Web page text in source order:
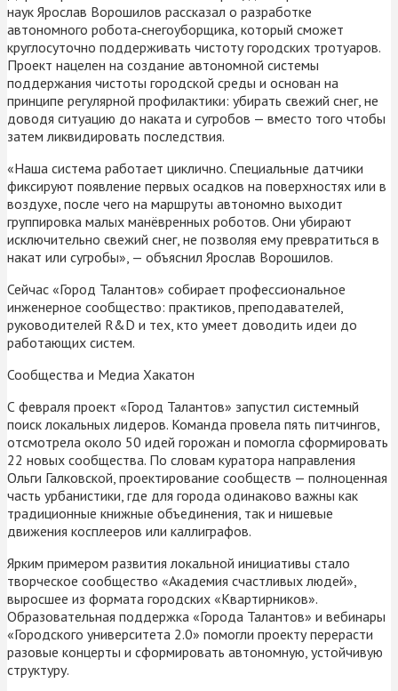
наук Ярослав Ворошилов рассказал о разработке
автономного робота‑снегоуборщика, который сможет
круглосуточно поддерживать чистоту городских тротуаров.
Проект нацелен на создание автономной системы
поддержания чистоты городской среды и основан на
принципе регулярной профилактики: убирать свежий снег, не
доводя ситуацию до наката и сугробов — вместо того чтобы
затем ликвидировать последствия.
«Наша система работает циклично. Специальные датчики
фиксируют появление первых осадков на поверхностях или в
воздухе, после чего на маршруты автономно выходит
группировка малых манёвренных роботов. Они убирают
исключительно свежий снег, не позволяя ему превратиться в
накат или сугробы», — объяснил Ярослав Ворошилов.
Сейчас «Город Талантов» собирает профессиональное
инженерное сообщество: практиков, преподавателей,
руководителей R&D и тех, кто умеет доводить идеи до
работающих систем.
Сообщества и Медиа Хакатон
С февраля проект «Город Талантов» запустил системный
поиск локальных лидеров. Команда провела пять питчингов,
отсмотрела около 50 идей горожан и помогла сформировать
22 новых сообщества. По словам куратора направления
Ольги Галковской, проектирование сообществ — полноценная
часть урбанистики, где для города одинаково важны как
традиционные книжные объединения, так и нишевые
движения косплееров или каллиграфов.
Ярким примером развития локальной инициативы стало
творческое сообщество «Академия счастливых людей»,
выросшее из формата городских «Квартирников».
Образовательная поддержка «Города Талантов» и вебинары
«Городского университета 2.0» помогли проекту перерасти
разовые концерты и сформировать автономную, устойчивую
структуру.